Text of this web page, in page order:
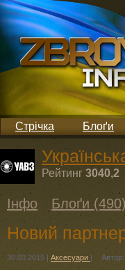
Стрічка Блоґи
Рейтинг 3040,2
Інфо Блоґи (490)
Новий
30.03.2015 | Аксесуари | Автор: